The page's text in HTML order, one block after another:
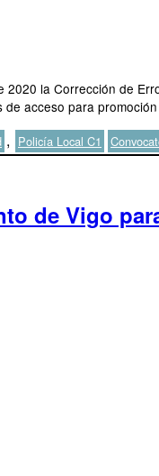
la Corrección de
acceso para
, Policía Local C1
de Vigo